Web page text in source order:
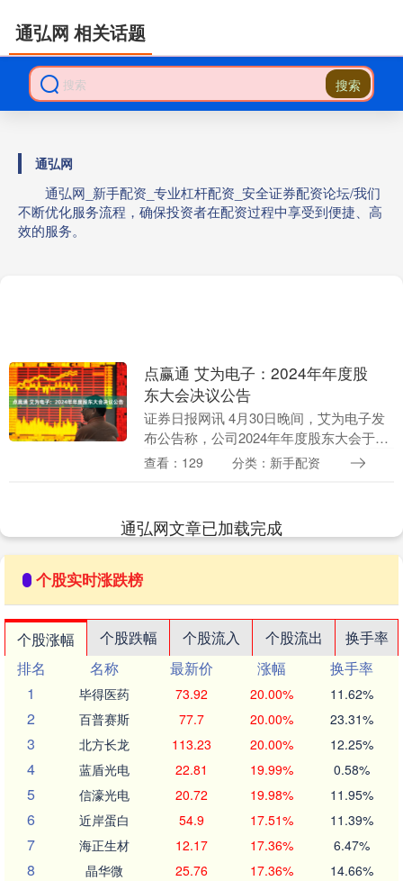
搜索
通弘网
通弘网_新手配资_专业杠杆配资_安全证券配资论坛/我们
不断优化服务流程，确保投资者在配资过程中享受到便捷、高
效的服务。
通弘网 相关话题
点赢通 艾为电子：2024年年度股
东大会决议公告
证券日报网讯 4月30日晚间，艾为电子发
布公告称，公司2024年年度股东大会于
2025年4月30日召开，审议通过了《关于
查看：129 分类：新手配资
通弘网文章已加载完成
个股实时涨跌榜
个股涨幅 个股跌幅 个股流入 个股流出
换手率
排名
名称 最新价 涨幅
换手率
1
毕得医药 73.92 20.00% 11.62%
2 百普赛斯 77.7 20.00% 23.31%
3 北方长龙 113.23 20.00% 12.25%
4 蓝盾光电 22.81 19.99% 0.58%
5 信濠光电 20.72 19.98% 11.95%
6 近岸蛋白 54.9 17.51% 11.39%
7 海正生材 12.17 17.36% 6.47%
8 晶华微 25.76 17.36% 14.66%